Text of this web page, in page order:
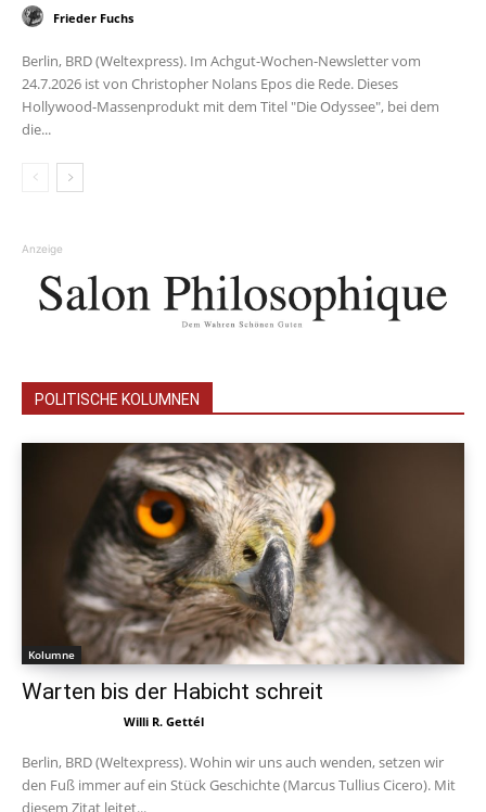
Frieder Fuchs
Berlin, BRD (Weltexpress). Im Achgut-Wochen-Newsletter vom
24.7.2026 ist von Christopher Nolans Epos die Rede. Dieses
Hollywood-Massenprodukt mit dem Titel "Die Odyssee", bei dem
die...
Anzeige
POLITISCHE KOLUMNEN
Kolumne
Warten bis der Habicht schreit
Willi R. Gettél
Berlin, BRD (Weltexpress). Wohin wir uns auch wenden, setzen wir
den Fuß immer auf ein Stück Geschichte (Marcus Tullius Cicero). Mit
diesem Zitat leitet...